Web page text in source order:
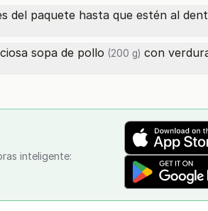
del paquete hasta que estén al
sopa de pollo (200 g) con
inteligente: